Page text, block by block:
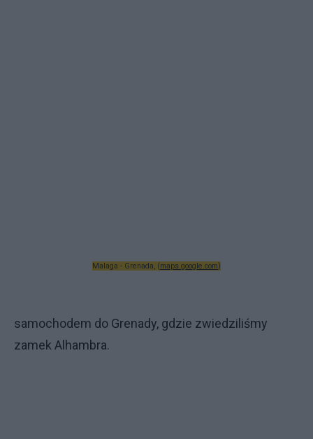
Malaga - Grenada, (maps.google.com)
samochodem do Grenady, gdzie zwiedziliśmy
zamek Alhambra.